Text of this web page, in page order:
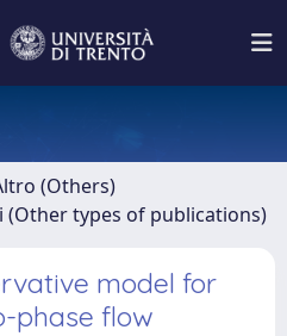
(Others)
(Other types of publications)
model for
phase flow